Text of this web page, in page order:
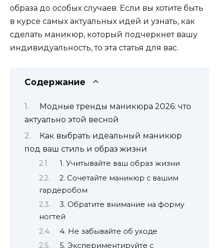
образа до особых случаев. Если вы хотите быть
в курсе самых актуальных идей и узнать, как
сделать маникюр, который подчеркнет вашу
индивидуальность, то эта статья для вас.
Содержание
Модные тренды маникюра 2026: что
актуально этой весной
Как выбрать идеальный маникюр
под ваш стиль и образ жизни
1. Учитывайте ваш образ жизни
2. Сочетайте маникюр с вашим
гардеробом
3. Обратите внимание на форму
ногтей
4. Не забывайте об уходе
5. Экспериментируйте с